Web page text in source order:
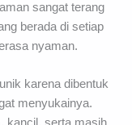
sangat terang
berada di setiap
nyaman.
karena dibentuk
menyukainya.